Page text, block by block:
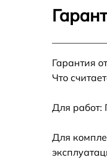
251-
Гарантия
Что
Для работ:
Для